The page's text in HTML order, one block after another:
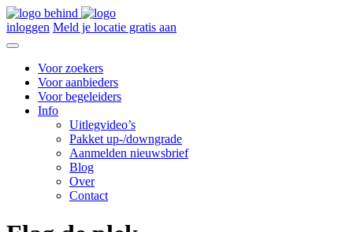
inloggen Meld je locatie gratis aan
Voor zoekers
Voor aanbieders
Voor begeleiders
Info
Uitlegvideo’s
Pakket up-/downgrade
Aanmelden nieuwsbrief
Blog
Over
Contact